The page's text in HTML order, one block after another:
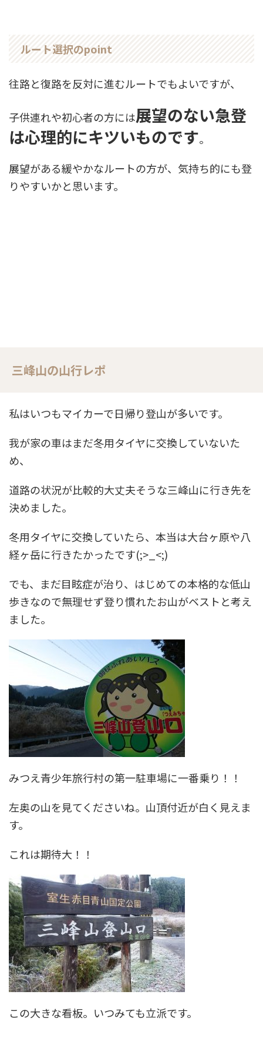
ルート選択のpoint
往路と復路を反対に進むルートでもよいですが、
子供連れや初心者の方には展望のない急登
は心理的にキツいものです。
展望がある緩やかなルートの方が、気持ち的にも登
りやすいかと思います。
三峰山の山行レポ
私はいつもマイカーで日帰り登山が多いです。
我が家の車はまだ冬用タイヤに交換していないた
め、
道路の状況が比較的大丈夫そうな三峰山に行き先を
決めました。
冬用タイヤに交換していたら、本当は大台ヶ原や八
経ヶ岳に行きたかったです(;>_<;)
でも、まだ目眩症が治り、はじめての本格的な低山
歩きなので無理せず登り慣れたお山がベストと考え
ました。
みつえ青少年旅行村の第一駐車場に一番乗り！！
左奥の山を見てくださいね。山頂付近が白く見えま
す。
これは期待大！！
この大きな看板。いつみても立派です。